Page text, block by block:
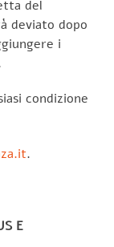
del
deviato dopo
i
condizione
.
E